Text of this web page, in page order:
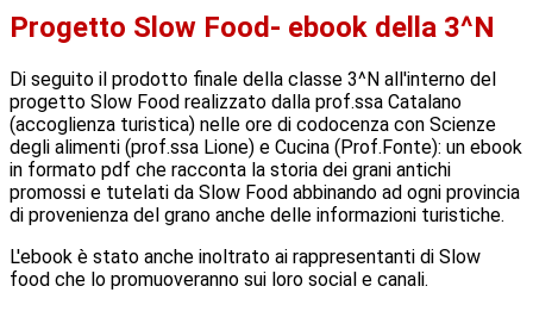
Progetto Slow Food- ebook della 3^N
Di seguito il prodotto finale della classe 3^N all'interno del
progetto Slow Food realizzato dalla prof.ssa Catalano
(accoglienza turistica) nelle ore di codocenza con Scienze
degli alimenti (prof.ssa Lione) e Cucina (Prof.Fonte): un ebook
in formato pdf che racconta la storia dei grani antichi
promossi e tutelati da Slow Food abbinando ad ogni provincia
di provenienza del grano anche delle informazioni turistiche.
L'ebook è stato anche inoltrato ai rappresentanti di Slow
food che lo promuoveranno sui loro social e canali.